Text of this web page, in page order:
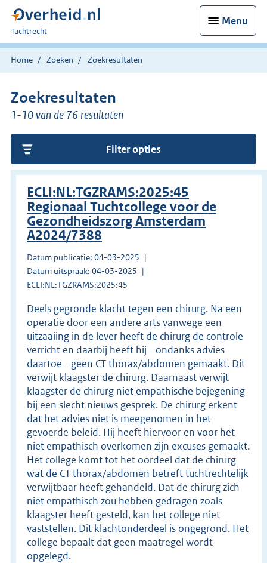
Menu
U
bent
hier:
Tuchtrecht
Home Zoeken Zoekresultaten
Zoekresultaten
1-10 van de 76 resultaten
Filter opties
ECLI:NL:TGZRAMS:2025:45
Regionaal Tuchtcollege voor de
Gezondheidszorg Amsterdam
A2024/7388
Datum publicatie: 04-03-2025
Datum uitspraak: 04-03-2025
ECLI:NL:TGZRAMS:2025:45
Deels gegronde klacht tegen een chirurg. Na een
operatie door een andere arts vanwege een
uitzaaiing in de lever heeft de chirurg de controle
verricht en daarbij heeft hij - ondanks advies
daartoe - geen CT thorax/abdomen gemaakt. Dit
verwijt klaagster de chirurg. Daarnaast verwijt
klaagster de chirurg niet empathische bejegening
bij een slecht nieuws gesprek. De chirurg erkent
dat het advies niet is meegenomen in het
gevoerde beleid. Hij heeft hiervoor en voor het
niet empathisch overkomen zijn excuses gemaakt.
Het college komt tot het oordeel dat de chirurg
wat de CT thorax/abdomen betreft tuchtrechtelijk
verwijtbaar heeft gehandeld. Dat de chirurg zich
niet empathisch zou hebben gedragen zoals
klaagster heeft gesteld, kan het college niet
vaststellen. Dit klachtonderdeel is ongegrond. Het
college bepaalt dat geen maatregel wordt
opgelegd.